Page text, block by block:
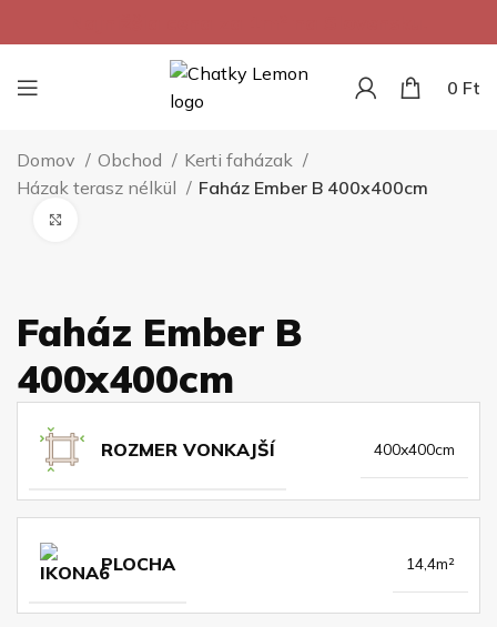
0 Ft
Domov Obchod
Kerti faházak
Házak terasz nélkül
Faház Ember B 400x400cm
Faház Ember B
400x400cm
ROZMER VONKAJŠÍ 400x400cm
PLOCHA 14,4m²